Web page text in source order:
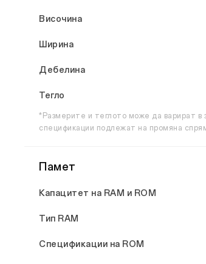
Височина
Ширина
Дебелина
Тегло
*Размерите и теглото може да варират в
спецификации подлежат на промяна
Памет
Капацитет на RAM и ROM
Тип RAM
Спецификации на ROM